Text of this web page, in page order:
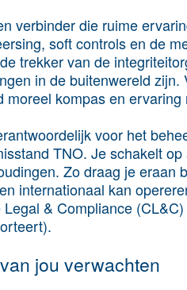
verbinder die ruime
soft controls en de
trekker van de
in de buitenwereld
moreel kompas en
voor het
TNO. Je schakelt
Zo draag je eraan
internationaal kan
& Compliance
jou verwachten